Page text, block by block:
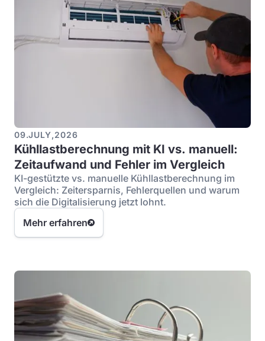
09.JULY,2026
Kühllastberechnung mit KI vs. manuell:
Zeitaufwand und Fehler im Vergleich
KI-gestützte vs. manuelle Kühllastberechnung im
Vergleich: Zeitersparnis, Fehlerquellen und warum
sich die Digitalisierung jetzt lohnt.
Mehr erfahren